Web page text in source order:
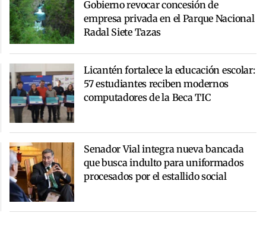
Gobierno revocar concesión de
empresa privada en el Parque Nacional
Radal Siete Tazas
Licantén fortalece la educación escolar:
57 estudiantes reciben modernos
computadores de la Beca TIC
Senador Vial integra nueva bancada
que busca indulto para uniformados
procesados por el estallido social